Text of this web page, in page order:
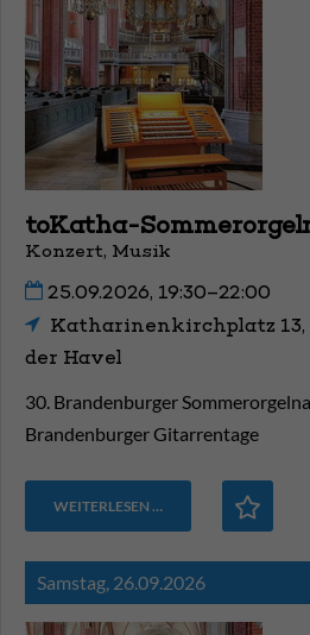
toKatha-
Konzert, Musik
25.09.2026, 19:30–22:00
Katharinenkirchplatz 13,
der Havel
30. Brandenburger
Brandenburger Gitarrentage
WEITERLESEN …
Samstag, 26.09.2026